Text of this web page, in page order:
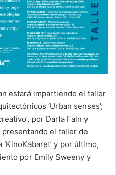
estará impartiendo el taller
‘Urban senses’;
por Darla Faln y
el taller de
y por último,
por Emily Sweeny y